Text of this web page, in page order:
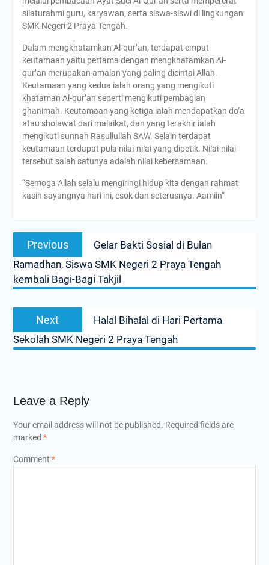
silaturahmi guru, karyawan, serta siswa-siswi di lingkungan
SMK Negeri 2 Praya Tengah.
Dalam mengkhatamkan Al-qur’an, terdapat empat
keutamaan yaitu pertama dengan mengkhatamkan Al-
qur’an merupakan amalan yang paling dicintai Allah.
Keutamaan yang kedua ialah orang yang mengikuti
khataman Al-qur’an seperti mengikuti pembagian
ghanimah. Keutamaan yang ketiga ialah mendapatkan do’a
atau sholawat dari malaikat, dan yang terakhir ialah
mengikuti sunnah Rasullullah SAW. Selain terdapat
keutamaan terdapat pula nilai-nilai yang dipetik. Nilai-nilai
tersebut salah satunya adalah nilai kebersamaan.
“Semoga Allah selalu mengiringi hidup kita dengan rahmat
kasih sayangnya hari ini, esok dan seterusnya. Aamiin”
Post
navigation
Previous
post:
Gelar Bakti Sosial di Bulan
Ramadhan, Siswa SMK Negeri 2 Praya Tengah
kembali Bagi-Bagi Takjil
Next
post:
Halal Bihalal di Hari Pertama
Sekolah SMK Negeri 2 Praya Tengah
Leave a Reply
Your email address will not be published. Required fields are
marked *
Comment *